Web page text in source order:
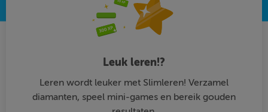
Leuk leren!?
Leren wordt leuker met Slimleren! Verzamel
diamanten, speel mini-games en bereik gouden